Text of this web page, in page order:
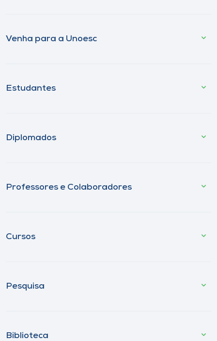
Venha para a Unoesc
Estudantes
Diplomados
Professores e Colaboradores
Cursos
Pesquisa
Biblioteca